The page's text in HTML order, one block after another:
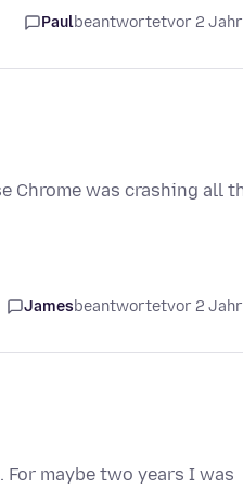
Paulbeantwortetvor 2
Chrome was crashing all
Jamesbeantwortetvor 2
maybe two years I was